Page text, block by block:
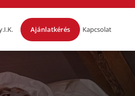
Ajánlatkérés Kapcsolat